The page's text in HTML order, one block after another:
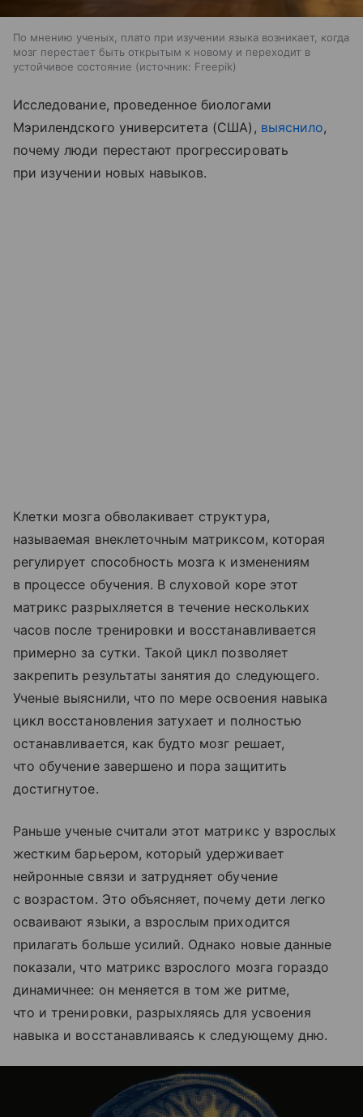
По мнению ученых, плато при изучении языка возникает, когда
мозг перестает быть открытым к новому и переходит в
устойчивое состояние
источник: Freepik
Исследование, проведенное биологами
Мэрилендского университета (США), выяснило,
почему люди перестают прогрессировать
при изучении новых навыков.
Клетки мозга обволакивает структура,
называемая внеклеточным матриксом, которая
регулирует способность мозга к изменениям
в процессе обучения. В слуховой коре этот
матрикс разрыхляется в течение нескольких
часов после тренировки и восстанавливается
примерно за сутки. Такой цикл позволяет
закрепить результаты занятия до следующего.
Ученые выяснили, что по мере освоения навыка
цикл восстановления затухает и полностью
останавливается, как будто мозг решает,
что обучение завершено и пора защитить
достигнутое.
Раньше ученые считали этот матрикс у взрослых
жестким барьером, который удерживает
нейронные связи и затрудняет обучение
с возрастом. Это объясняет, почему дети легко
осваивают языки, а взрослым приходится
прилагать больше усилий. Однако новые данные
показали, что матрикс взрослого мозга гораздо
динамичнее: он меняется в том же ритме,
что и тренировки, разрыхляясь для усвоения
навыка и восстанавливаясь к следующему дню.